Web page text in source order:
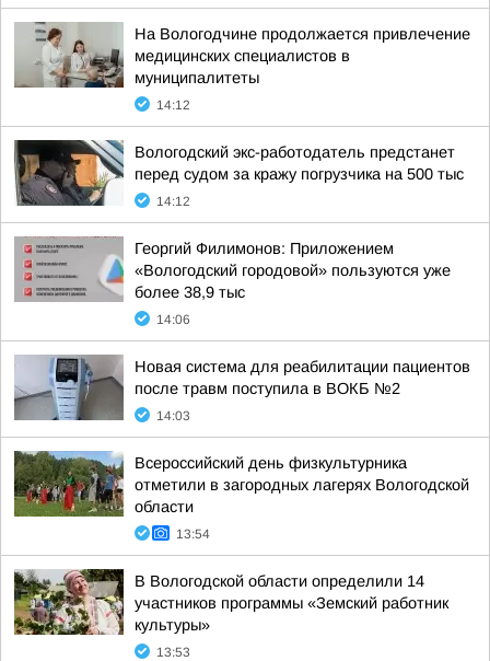
На Вологодчине продолжается привлечение
медицинских специалистов в
муниципалитеты
14:12
Вологодский экс-работодатель предстанет
перед судом за кражу погрузчика на 500 тыс
14:12
Георгий Филимонов: Приложением
«Вологодский городовой» пользуются уже
более 38,9 тыс
14:06
Новая система для реабилитации пациентов
после травм поступила в ВОКБ №2
14:03
Всероссийский день физкультурника
отметили в загородных лагерях Вологодской
области
13:54
В Вологодской области определили 14
участников программы «Земский работник
культуры»
13:53